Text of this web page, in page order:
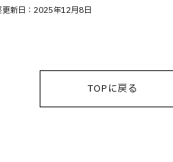
更新日：2025年12月8日
TOPに戻る